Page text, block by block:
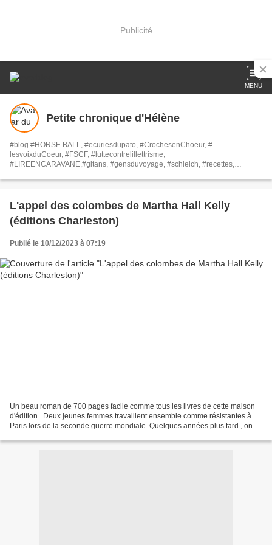
Publicité
MENU
Petite chronique d'Hélène
#blog #HORSE BALL, #ecuriesdupato, #CrochesenChoeur, #
lesvoixduCoeur, #FSCF, #luttecontrelillettrisme,
#LIREENCARAVANE,#gitans, #gensduvoyage, #schleich, #recettes,
#livressensoriels, #malvoyants, #loisirs, #culture, #AIRFRYER, #COSORI,
Helene
L'appel des colombes de Martha Hall Kelly
(éditions Charleston)
Publié le 10/12/2023 à 07:19
Un beau roman de 700 pages facile comme tous les livres de cette maison
d'édition . Deux jeunes femmes travaillent ensemble comme résistantes à
Paris lors de la seconde guerre mondiale .Quelques années plus tard , on